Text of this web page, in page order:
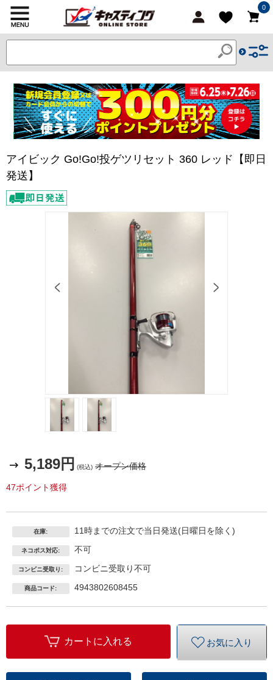
0
アイビック Go!Go!投ゲツリセット 360 レッド【即日
発送】
5,189円 (税込) オープン価格
47ポイント獲得
在庫: 11時までの注文で当日発送(日曜日を除く)
ネコポス対応: 不可
コンビニ受取り: コンビニ受取り不可
商品コード: 4943802608455
カートに入れる お気に入り